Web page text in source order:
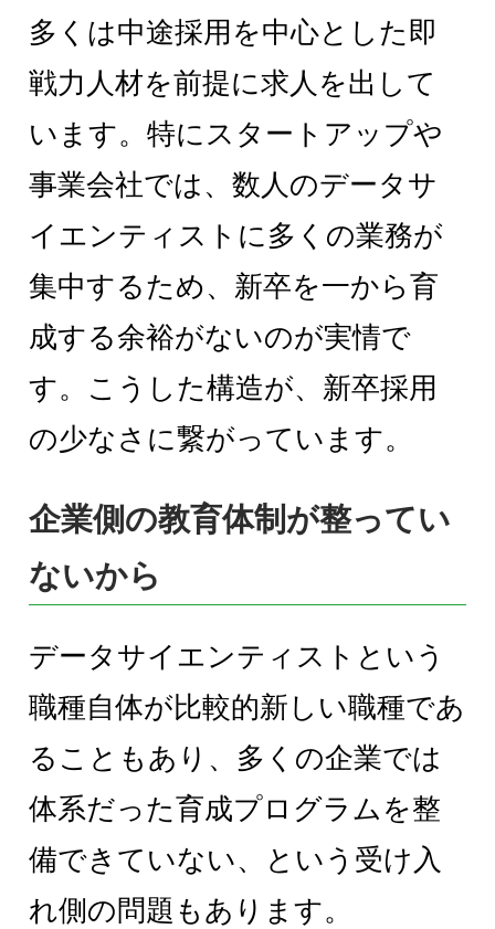
多くは中途採用を中心とした即
戦力人材を前提に求人を出して
います。特にスタートアップや
事業会社では、数人のデータサ
イエンティストに多くの業務が
集中するため、新卒を一から育
成する余裕がないのが実情で
す。こうした構造が、新卒採用
の少なさに繋がっています。
企業側の教育体制が整ってい
ないから
データサイエンティストという
職種自体が比較的新しい職種であ
ることもあり、多くの企業では
体系だった育成プログラムを整
備できていない、という受け入
れ側の問題もあります。